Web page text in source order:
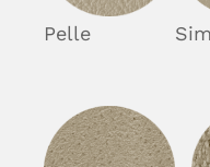
Pelle